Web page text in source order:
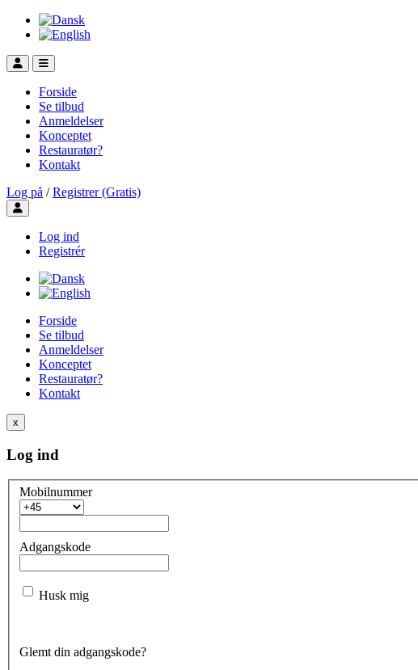
Forside
Se tilbud
Anmeldelser
Konceptet
Restauratør?
Kontakt
Log på / Registrer (Gratis)
Toggle user menu
Log ind
Registrér
Forside
Se tilbud
Anmeldelser
Konceptet
Restauratør?
Kontakt
x
Log ind
Mobilnummer
Adgangskode
Husk mig
Glemt din adgangskode?